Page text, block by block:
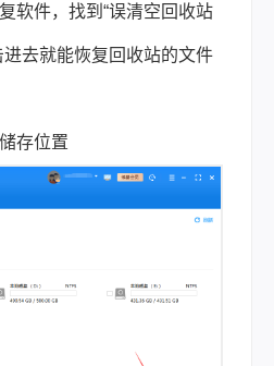
软件，找到“误清空回收站
去就能恢复回收站的文件
存位置